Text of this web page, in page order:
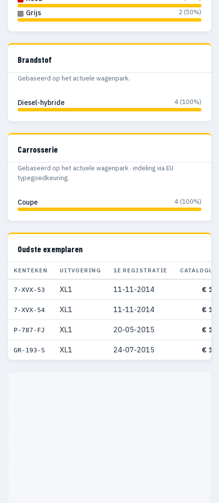
Grijs 2 (50%)
Brandstof
Gebaseerd op het actuele wagenpark.
Diesel-hybride 4 (100%)
Carrosserie
Gebaseerd op het actuele wagenpark · indeling via EU
typegoedkeuring.
Coupe 4 (100%)
Oudste exemplaren
KENTEKEN UITVOERING 1E REGISTRATIE
7-XVX-53 XL1 11-11-2014 €
7-XVX-54 XL1 11-11-2014 €
P-787-FJ XL1 20-05-2015 €
GR-193-S XL1 24-07-2015 €